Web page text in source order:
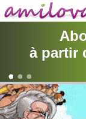
à partir